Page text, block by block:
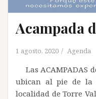
Acampada
1 agosto, 2020 Agenda
Las ACAMPADAS
ubican al pie de la
localidad de Torre